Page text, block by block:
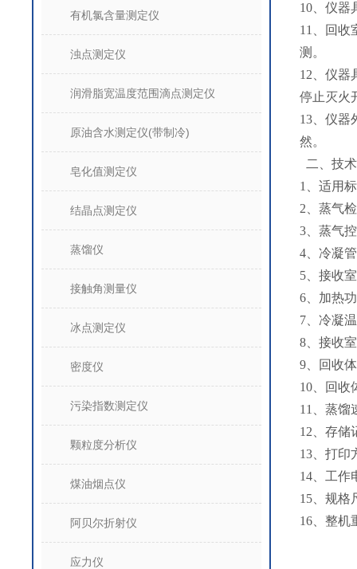
有机氯含量测定仪
浊点测定仪
润滑脂宽温度范围滴点测定仪
原油含水测定仪(带制冷)
皂化值测定仪
结晶点测定仪
蒸馏仪
接触角测量仪
冰点测定仪
密度仪
污染指数测定仪
颗粒度分析仪
煤油烟点仪
阿贝尔折射仪
应力仪
10、仪器
11、回收
测。
12、仪器
停止灭火
13、仪器
然。
二、技
1、适用
2、蒸气
3、蒸气
4、冷凝
5、接收
6、加热
7、冷凝
8、接收
9、回收
10、回收
11、蒸馏
12、存储
13、打印
14、工作
15、规格
16、整机